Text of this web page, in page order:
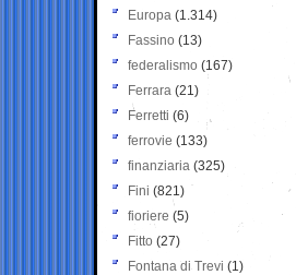
Europa (1.314)
Fassino (13)
federalismo (167)
Ferrara (21)
Ferretti (6)
ferrovie (133)
finanziaria (325)
Fini (821)
fioriere (5)
Fitto (27)
Fontana di Trevi (1)